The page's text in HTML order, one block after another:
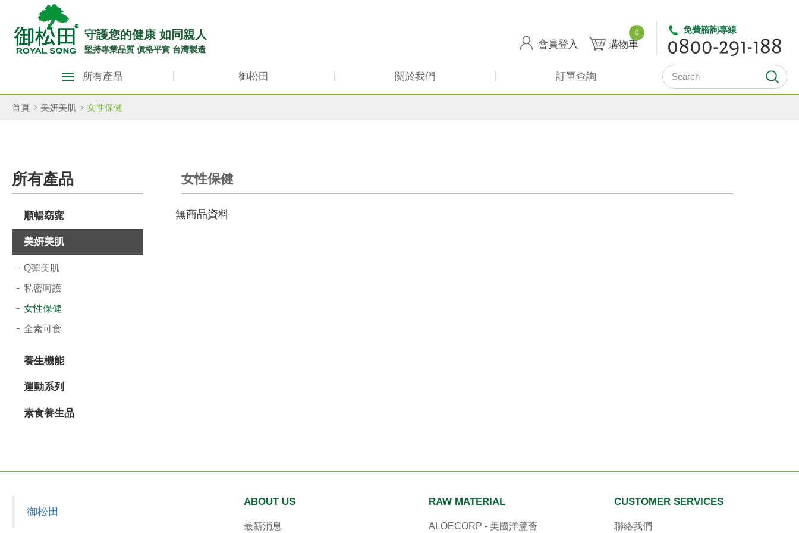
松
田
康
館
ROYAL
SONG
守護您的健康 如同親人
堅持專業品質 價格平實 台灣製造 會員登入 購物車
0 免費諮詢專線
田
生
活
館
ROYAL
SONG::
主
導
覽
選
所有產品 御松田 關於我們 訂單查詢
首頁 美妍美肌 女性保健
所有產品
順暢窈窕
美妍美肌
Q彈美肌
私密呵護
女性保健
全素可食
養生機能
運動系列
素食養生品
女性保健
無商品資料
御松田
ABOUT US
最新消息
RAW MATERIAL
ALOECORP - 美國洋蘆薈
CUSTOMER SERVICES
聯絡我們